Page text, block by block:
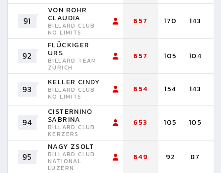
91
VON ROHR
CLAUDIA
BILLARD CLUB
NO LIMITS
657 170 143
92
FLÜCKIGER
URS
BILLARD TEAM
ZÜRICH
657 105 104
93
KELLER CINDY
BILLARD CLUB
NO LIMITS
654 154 143
94
CISTERNINO
SABRINA
BILLARD CLUB
KERZERS
653 105 105
95
NAGY ZSOLT
BILLARD CLUB
NATIONAL
LUZERN
649 92 87